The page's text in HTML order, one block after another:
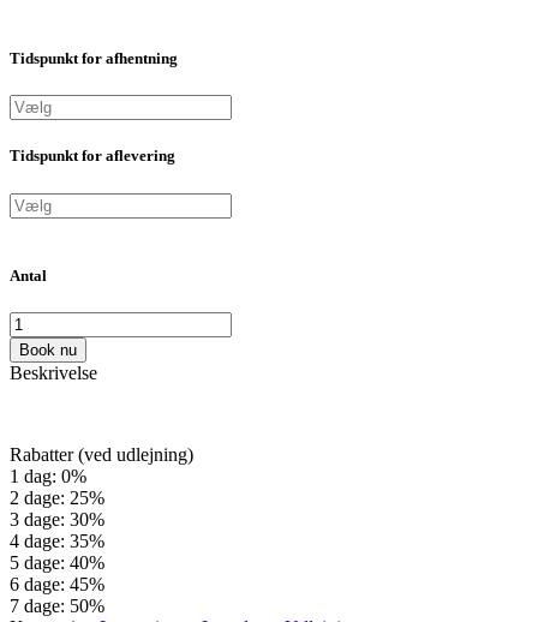
Tidspunkt for afhentning
Tidspunkt for aflevering
Antal
Book nu
Beskrivelse
Rabatter (ved udlejning)
1 dag: 0%
2 dage: 25%
3 dage: 30%
4 dage: 35%
5 dage: 40%
6 dage: 45%
7 dage: 50%